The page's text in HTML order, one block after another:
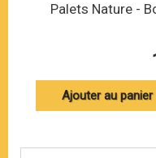
Palets Nature -
Ajouter au panier